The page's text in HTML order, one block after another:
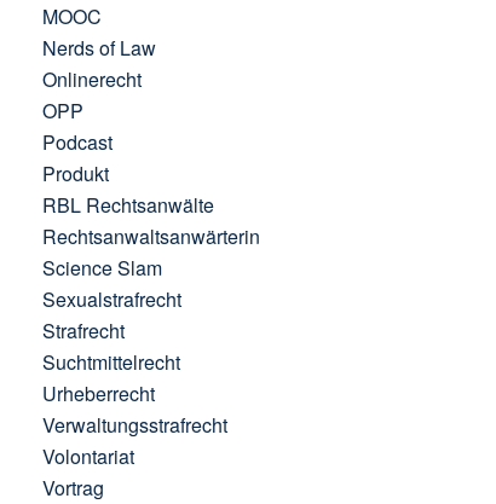
MOOC
Nerds of Law
Onlinerecht
OPP
Podcast
Produkt
RBL Rechtsanwälte
Rechtsanwaltsanwärterin
Science Slam
Sexualstrafrecht
Strafrecht
Suchtmittelrecht
Urheberrecht
Verwaltungsstrafrecht
Volontariat
Vortrag